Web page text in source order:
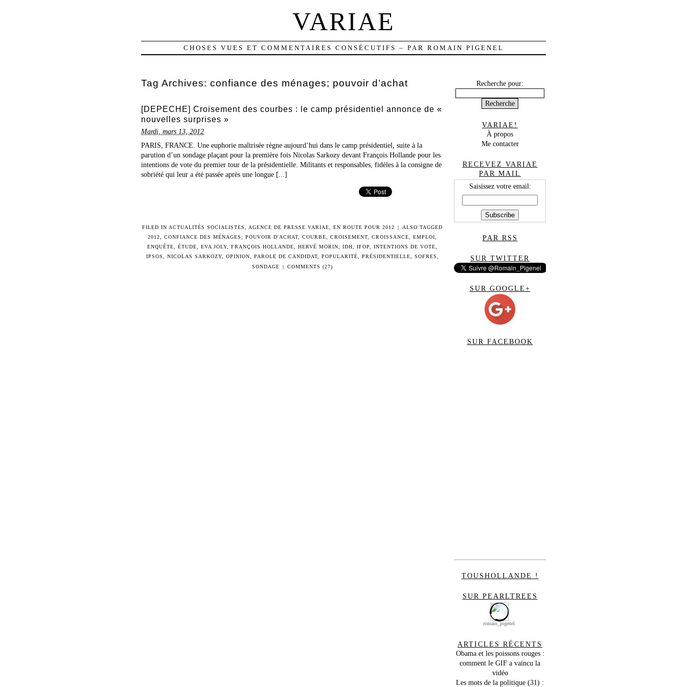
VARIAE
CHOSES VUES ET COMMENTAIRES CONSÉCUTIFS – PAR ROMAIN PIGENEL
Tag Archives: confiance des ménages; pouvoir d’achat
[DEPECHE] Croisement des courbes : le camp présidentiel annonce de «
nouvelles surprises »
Mardi, mars 13, 2012
PARIS, FRANCE. Une euphorie maîtrisée règne aujourd’hui dans le camp présidentiel, suite à la
parution d’un sondage plaçant pour la première fois Nicolas Sarkozy devant François Hollande pour les
intentions de vote du premier tour de la présidentielle. Militants et responsables, fidèles à la consigne de
sobriété qui leur a été passée après une longue [...]
FILED IN ACTUALITÉS SOCIALISTES AGENCE DE PRESSE VARIAE EN ROUTE POUR 2012 |
ALSO TAGGED
2012
CONFIANCE DES MÉNAGES; POUVOIR D'ACHAT COURBE CROISEMENT CROISSANCE EMPLOI
ENQUÊTE
ÉTUDE EVA JOLY FRANÇOIS HOLLANDE HERVÉ MORIN IDH IFOP INTENTIONS DE VOTE
IPSOS
NICOLAS SARKOZY, OPINION PAROLE DE CANDIDAT, POPULARITÉ PRÉSIDENTIELLE SOFRES
SONDAGE
| COMMENTS (27)
Recherche pour:
VARIAE!
À propos
Me contacter
RECEVEZ VARIAE
PAR MAIL
Saisissez votre email:
PAR RSS
SUR TWITTER
SUR GOOGLE+
SUR FACEBOOK
TOUSHOLLANDE !
SUR PEARLTREES
romain_pigenel
ARTICLES RÉCENTS
Obama et les poissons rouges :
comment le GIF a vaincu la
vidéo
Les mots de la politique (31) :